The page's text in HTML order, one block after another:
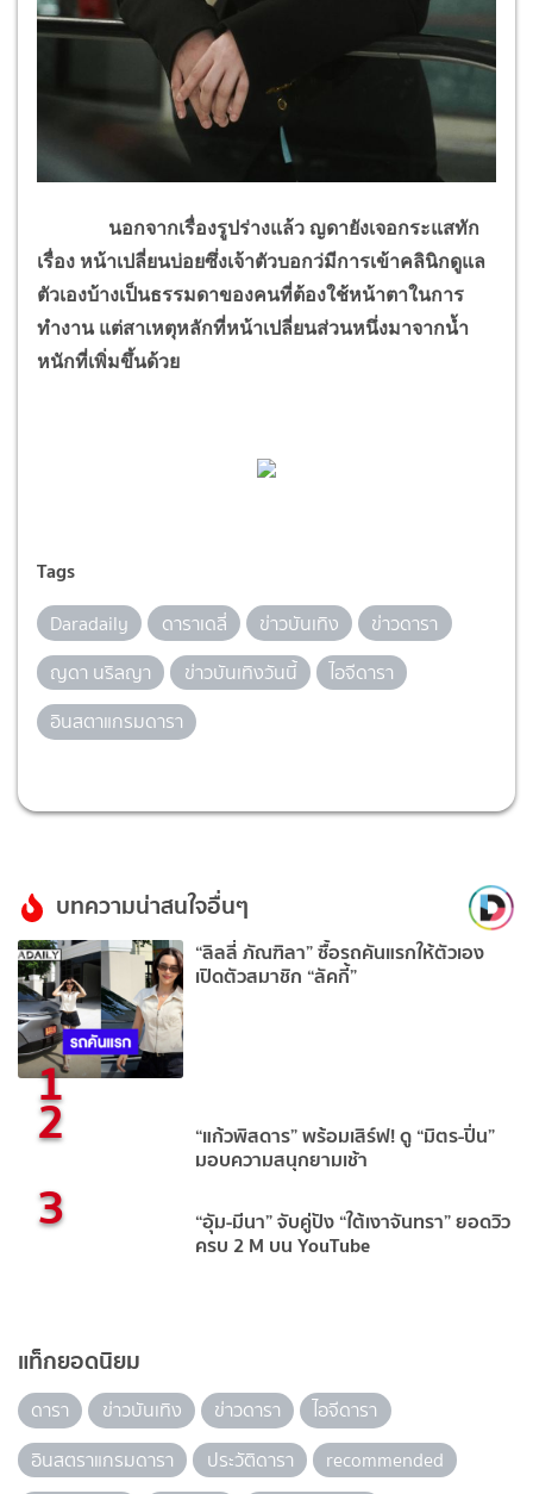
นอกจากเรื่องรูปร่างแล้ว ญดายังเจอกระแสทัก
เรื่อง หน้าเปลี่ยนบ่อยซึ่งเจ้าตัวบอกว่มีการเข้าคลินิกดูแล
ตัวเองบ้างเป็นธรรมดาของคนที่ต้องใช้หน้าตาในการ
ทำงาน แต่สาเหตุหลักที่หน้าเปลี่ยนส่วนหนึ่งมาจากน้ำ
หนักที่เพิ่มขึ้นด้วย
Tags
Daradaily ดาราเดลี่ ข่าวบันเทิง
ข่าวดารา
ญดา นริลญา
ข่าวบันเทิงวันนี้
ไอจีดารา
อินสตาแกรมดารา
บทความน่าสนใจอื่นๆ
1
“ลิลลี่ ภัณฑิลา” ซื้อรถคันแรกให้ตัวเอง
เปิดตัวสมาชิก “ลัคกี้”
2 “แก้วพิสดาร” พร้อมเสิร์ฟ! ดู “มิตร-ปิ่น”
มอบความสนุกยามเช้า
3 “อุัม-มีนา” จับคู่ปัง “ใต้เงาจันทรา” ยอดวิว
ครบ 2 M บน YouTube
แท็กยอดนิยม
ดารา ข่าวบันเทิง ข่าวดารา
ไอจีดารา
อินสตราแกรมดารา
ประวัติดารา
recommended